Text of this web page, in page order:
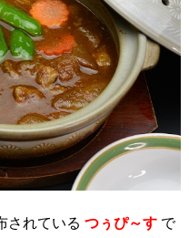
されている つぅぴ～すで